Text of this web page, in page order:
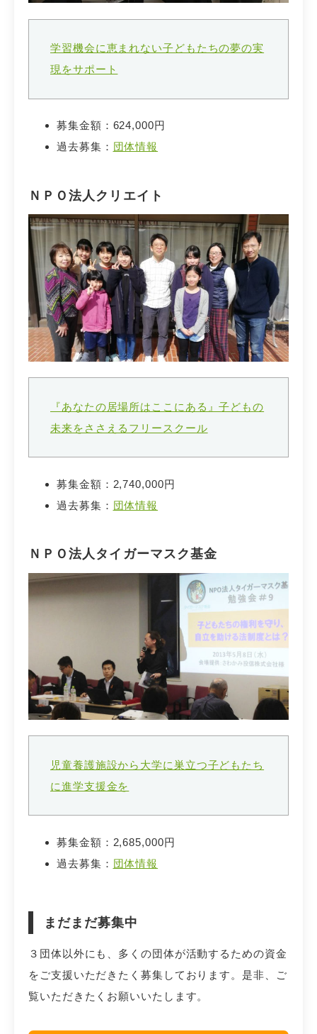
学習機会に恵まれない子どもたちの夢の実
現をサポート
募集金額：624,000円
過去募集： 団体情報
ＮＰＯ法人クリエイト
『あなたの居場所はここにある』子どもの
未来をささえるフリースクール
募集金額：2,740,000円
過去募集： 団体情報
ＮＰＯ法人タイガーマスク基金
児童養護施設から大学に巣立つ子どもたち
に進学支援金を
募集金額：2,685,000円
過去募集： 団体情報
まだまだ募集中
３団体以外にも、多くの団体が活動するための資金
をご支援いただきたく募集しております。是非、ご
覧いただきたくお願いいたします。